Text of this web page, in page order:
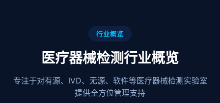
行业概览
医疗器械检测行业概览
专注于对有源、IVD、无源、软件等医疗器械检测实验室
提供全方位管理支持